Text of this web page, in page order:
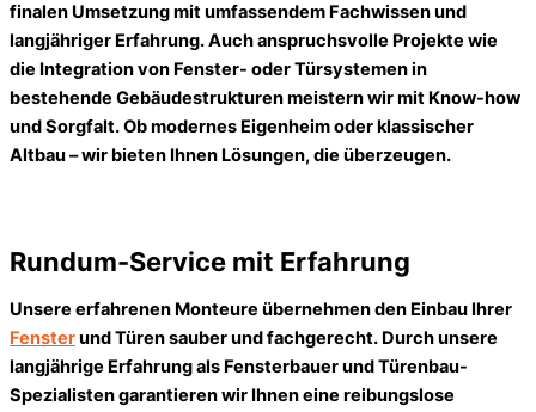
finalen Umsetzung mit umfassendem Fachwissen und
langjähriger Erfahrung. Auch anspruchsvolle Projekte wie
die Integration von Fenster- oder Türsystemen in
bestehende Gebäudestrukturen meistern wir mit Know-how
und Sorgfalt. Ob modernes Eigenheim oder klassischer
Altbau – wir bieten Ihnen Lösungen, die überzeugen.
Rundum-Service mit Erfahrung
Unsere erfahrenen Monteure übernehmen den Einbau Ihrer
Fensterund Türen sauber und fachgerecht. Durch unsere
langjährige Erfahrung als Fensterbauer und Türenbau-
Spezialisten garantieren wir Ihnen eine reibungslose